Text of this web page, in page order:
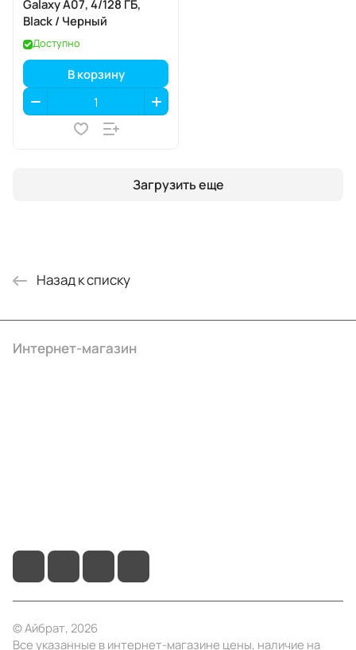
Galaxy A07, 4/128 ГБ,
Black / Черный
Доступно
В корзину
Загрузить еще
Назад к списку
Интернет-магазин
© Айбрат, 2026
Все указанные в интернет-магазине цены, наличие на